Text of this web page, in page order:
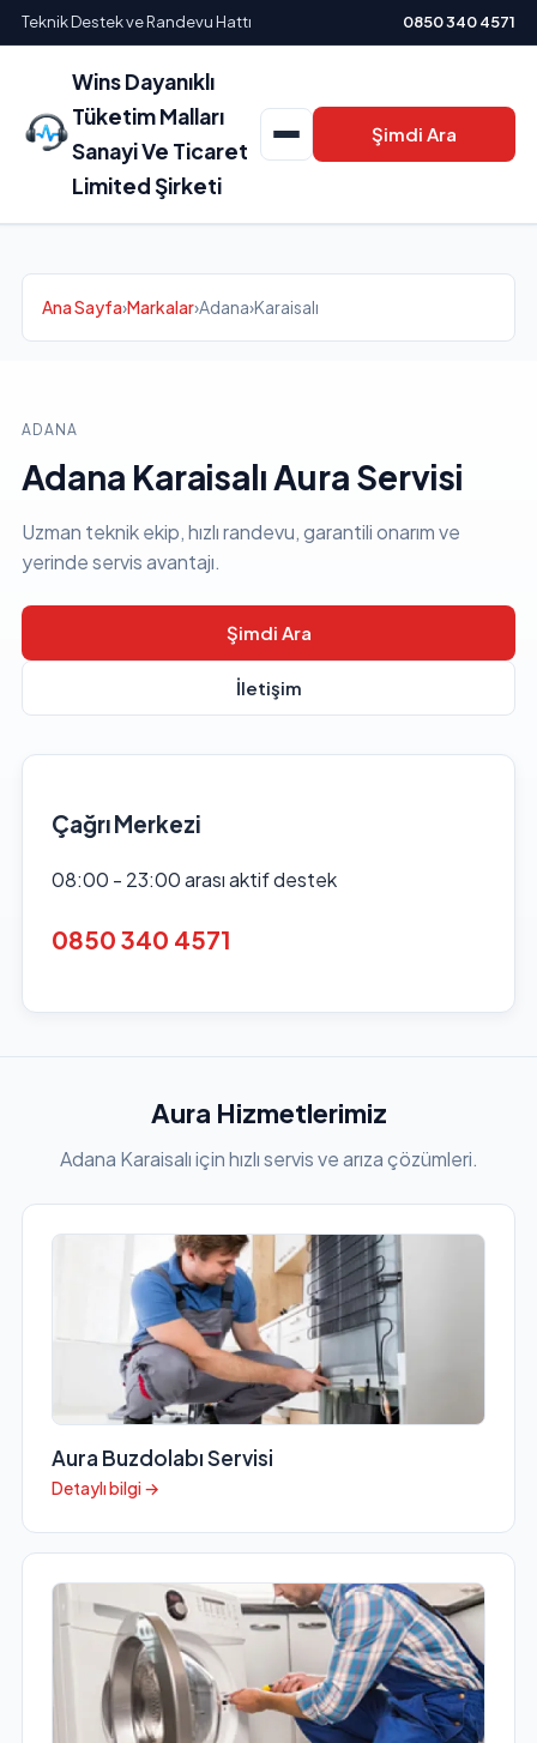
Teknik Destek ve Randevu Hattı 0850 340 4571
Wins Dayanıklı
Tüketim Malları
Sanayi Ve Ticaret
Limited Şirketi
Şimdi Ara
Ana Sayfa›Markalar›Adana›Karaisalı
ADANA
Adana Karaisalı Aura Servisi
Uzman teknik ekip, hızlı randevu, garantili onarım ve
yerinde servis avantajı.
Şimdi Ara
İletişim
Çağrı Merkezi
08:00 - 23:00 arası aktif destek
0850 340 4571
Aura Hizmetlerimiz
Adana Karaisalı için hızlı servis ve arıza çözümleri.
Aura Buzdolabı Servisi
Detaylı bilgi →